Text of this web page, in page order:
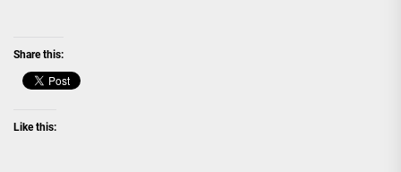
Share this:
Like this: